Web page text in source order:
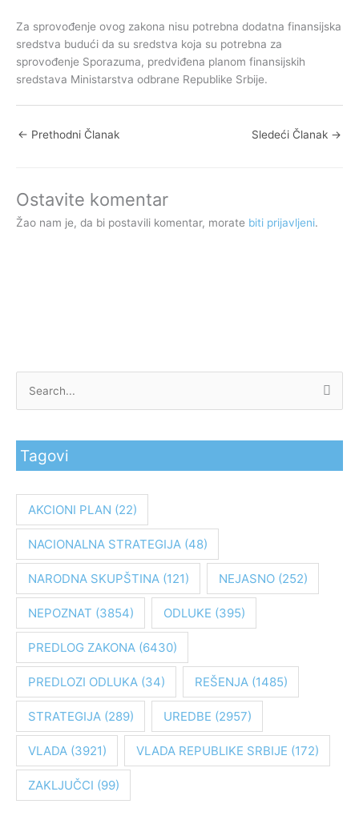
Za sprovođenje ovog zakona nisu potrebna dodatna finansijska
sredstva budući da su sredstva koja su potrebna za
sprovođenje Sporazuma, predviđena planom finansijskih
sredstava Ministarstva odbrane Republike Srbije.
← Prethodni Članak Sledeći Članak →
Ostavite komentar
Žao nam je, da bi postavili komentar, morate biti prijavljeni.
g
z
Tagovi
AKCIONI PLAN (22)
NACIONALNA STRATEGIJA(48)
NARODNA SKUPŠTINA(121) NEJASNO(252)
NEPOZNAT (3854) ODLUKE (395)
PREDLOG ZAKONA(6430)
PREDLOZI ODLUKA(34) REŠENJA(1485)
STRATEGIJA(289) UREDBE (2957)
VLADA(3921) VLADA REPUBLIKE SRBIJE (172)
ZAKLJUČCI (99)